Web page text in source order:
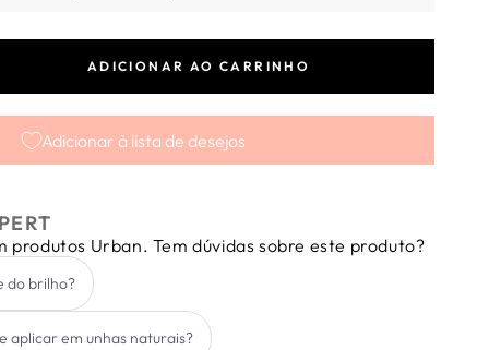
ADICIONAR AO CARRINHO
Adicionar à lista de desejos
produtos Urban. Tem dúvidas sobre este produto?
do brilho?
aplicar em unhas naturais?